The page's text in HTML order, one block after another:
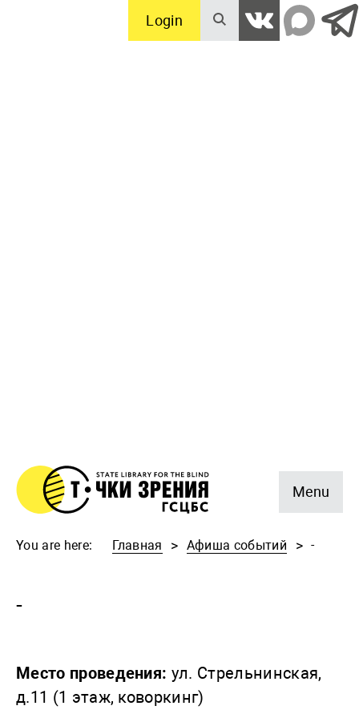
Menu
Login
You are here: Главная Афиша событий -
-
Место проведения: ул. Стрельнинская,
д.11 (1 этаж, коворкинг)